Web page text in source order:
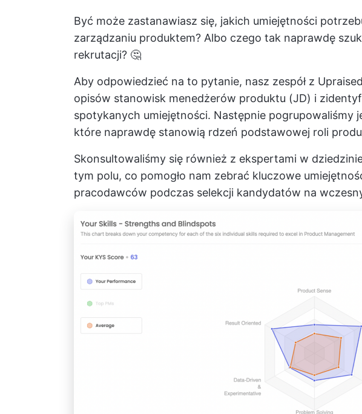
Być może zastanawiasz się, jakich umiejętności
zarządzaniu produktem? Albo czego tak naprawdę
rekrutacji? 🤔
Aby odpowiedzieć na to pytanie, nasz zespół z
opisów stanowisk menedżerów produktu (JD) i
spotykanych umiejętności. Następnie pogrupowaliśmy
które naprawdę stanowią rdzeń podstawowej roli
Skonsultowaliśmy się również z ekspertami w
tym polu, co pomogło nam zebrać kluczowe
pracodawców podczas selekcji kandydatów na